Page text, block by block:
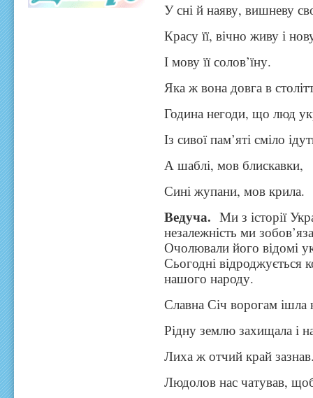
У сні й наяву, вишневу
Красу її, вічно живу і
І мову її солов’їну.
Яка ж вона довга в
Година негоди, що люд
Із сивої пам’яті сміло
А шаблі, мов блискавки,
Сині жупани, мов крила.
Ведуча. Ми з історії
незалежність ми
Очолювали його відомі
Сьогодні відроджується
нашого народу.
Славна Січ ворогам ішла
Рідну землю захищала і
Лиха ж отчий край
Людолов нас чатував,